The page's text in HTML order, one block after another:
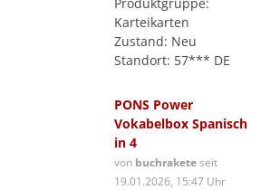
Karteikarten
Zustand: Neu
Standort: 57*** DE
PONS Power
Vokabelbox Spanisch
in 4
von buchraketeseit
19.01.2026, 15:47 Uhr